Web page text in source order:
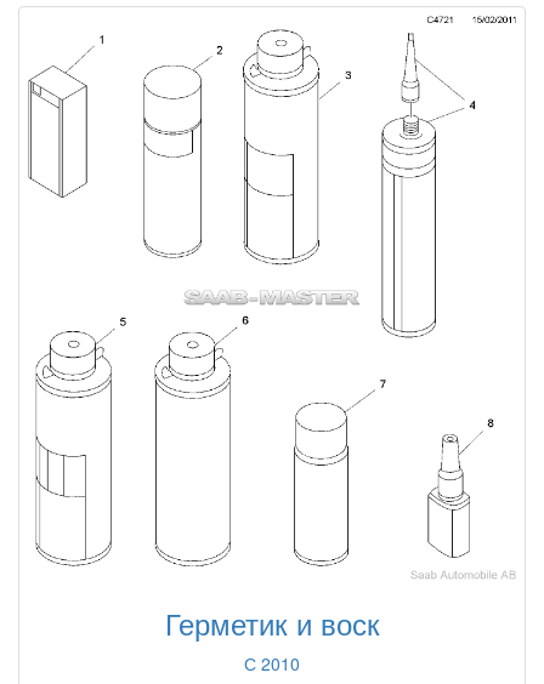
Герметик и воск
С 2010